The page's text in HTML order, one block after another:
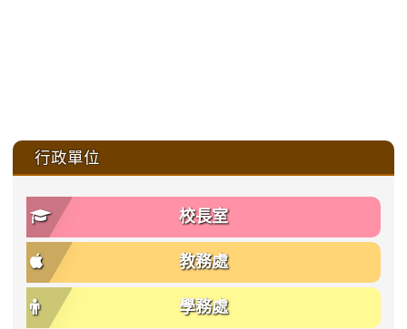
::: 行政單位
校長室
教務處
學務處